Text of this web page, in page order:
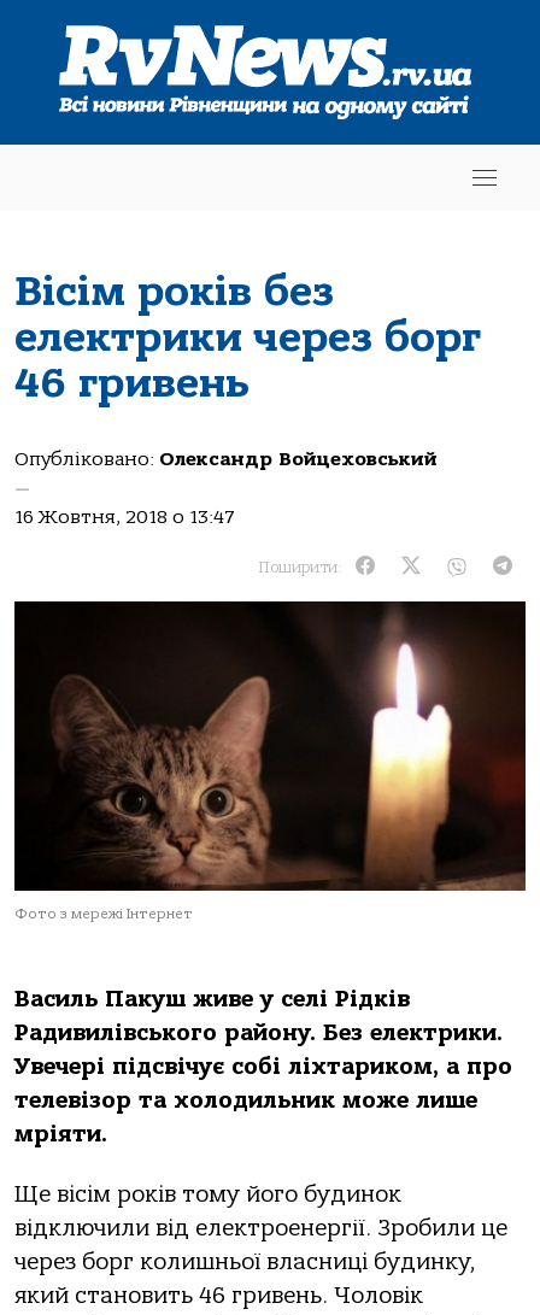
Вісім років без
електрики через борг
46 гривень
Опубліковано: Олександр Войцеховський
—
16 Жовтня, 2018 о 13:47
Поширити:
Фото з мережі Інтернет
Василь Пакуш живе у селі Рідків
Радивилівського району. Без електрики.
Увечері підсвічує собі ліхтариком, а про
телевізор та холодильник може лише
мріяти.
Ще вісім років тому його будинок
відключили від електроенергії. Зробили це
через борг колишньої власниці будинку,
який становить 46 гривень. Чоловік